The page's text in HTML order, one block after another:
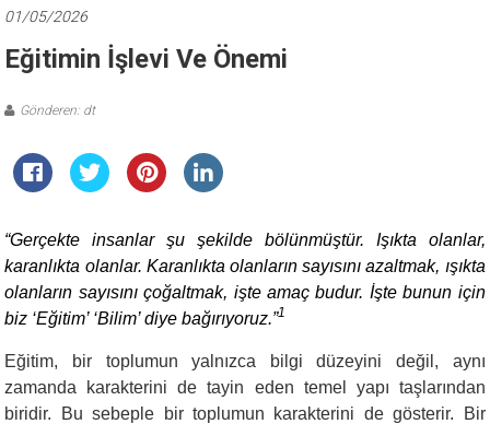
01/05/2026
Eğitimin İşlevi Ve Önemi
Gönderen: dt
“Gerçekte insanlar şu şekilde bölünmüştür. Işıkta olanlar,
karanlıkta olanlar. Karanlıkta olanların sayısını azaltmak, ışıkta
olanların sayısını çoğaltmak, işte amaç budur. İşte bunun için
biz ‘Eğitim’ ‘Bilim’ diye bağırıyoruz.”1
Eğitim, bir toplumun yalnızca bilgi düzeyini değil, aynı
zamanda karakterini de tayin eden temel yapı taşlarından
biridir. Bu sebeple bir toplumun karakterini de gösterir. Bir